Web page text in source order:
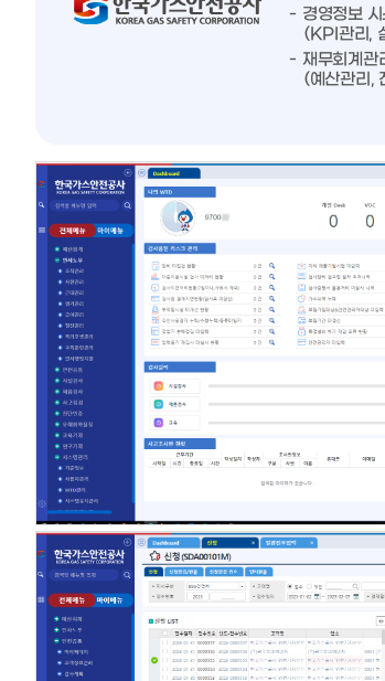
경영정보
(KPI관리,
재무회계관
(예산관리,